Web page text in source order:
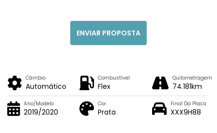
ENVIAR PROPOSTA
Câmbio
Automático
Combustível
Flex
Quilometragem
74.181km
Ano/Modelo
2019/2020
Cor
Prata
Final Da Placa
XXX9H88